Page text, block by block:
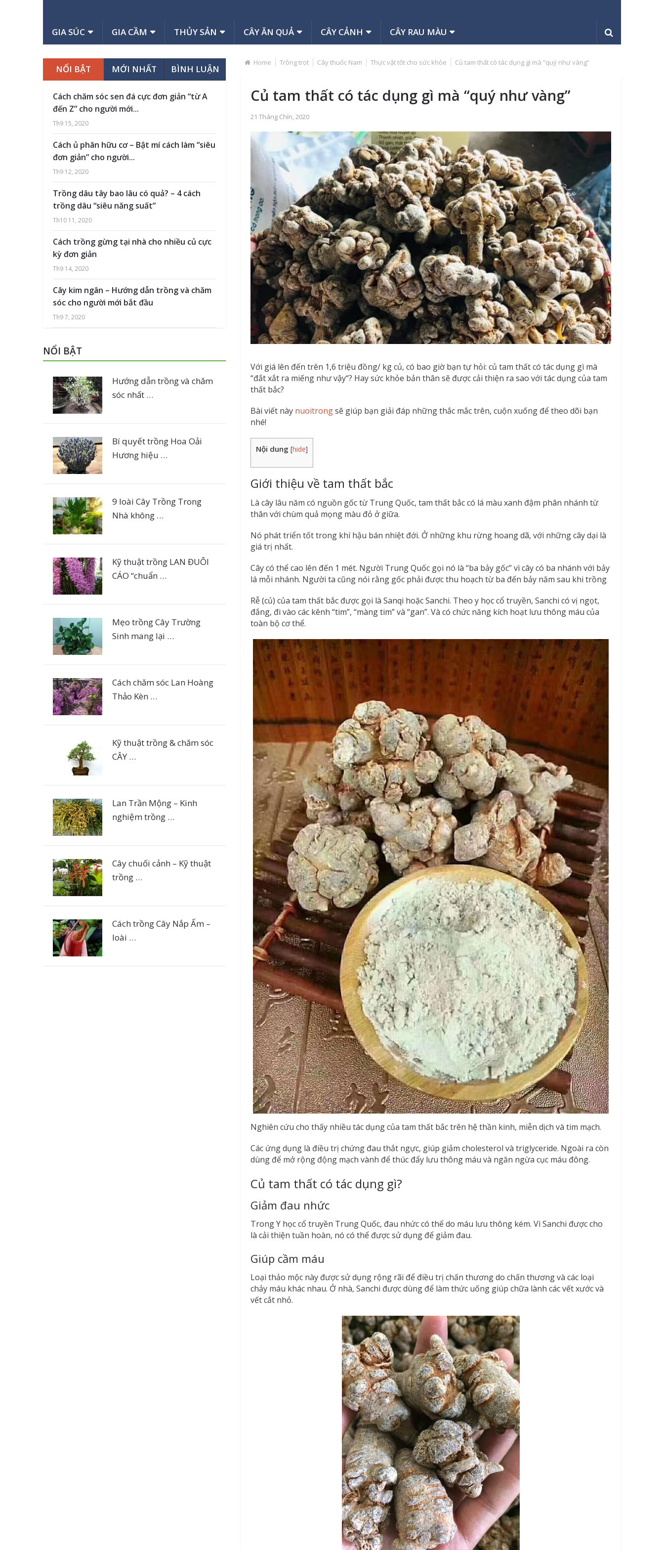
GIA SÚC GIA CẦM THỦY SẢN CÂY ĂN QUẢ CÂY CẢNH CÂY RAU MÀU
Home Trồng trọt Cây thuốc Nam Thực vật tốt cho sức khỏe Củ tam thất có tác dụng gì mà “quý như vàng”
Củ tam thất có tác dụng gì mà “quý như vàng”
21 Tháng Chín, 2020
Với giá lên đến trên 1,6 triệu đồng/ kg củ, có bao giờ bạn tự hỏi: củ tam thất có tác dụng gì mà
“đắt xắt ra miếng như vậy“? Hay sức khỏe bản thân sẽ được cải thiện ra sao với tác dụng của tam
thất bắc?
Bài viết này nuoitrongsẽ giúp bạn giải đáp những thắc mắc trên, cuộn xuống để theo dõi bạn
nhé!
Nội dung [hide]
Giới thiệu về tam thất bắc
Là cây lâu năm có nguồn gốc từ Trung Quốc, tam thất bắc có lá màu xanh đậm phân nhánh từ
thân với chùm quả mọng màu đỏ ở giữa.
Nó phát triển tốt trong khí hậu bán nhiệt đới. Ở những khu rừng hoang dã, với những cây dại là
giá trị nhất.
Cây có thể cao lên đến 1 mét. Người Trung Quốc gọi nó là “ba bảy gốc” vì cây có ba nhánh với bảy
lá mỗi nhánh. Người ta cũng nói rằng gốc phải được thu hoạch từ ba đến bảy năm sau khi trồng
Rễ (củ) của tam thất bắc được gọi là Sanqi hoặc Sanchi. Theo y học cổ truyền, Sanchi có vị ngọt,
đắng, đi vào các kênh “tim”, “màng tim” và “gan”. Và có chức năng kích hoạt lưu thông máu của
toàn bộ cơ thể.
Nghiên cứu cho thấy nhiều tác dụng của tam thất bắc trên hệ thần kinh, miễn dịch và tim mạch.
Các ứng dụng là điều trị chứng đau thắt ngực, giúp giảm cholesterol và triglyceride. Ngoài ra còn
dùng để mở rộng động mạch vành để thúc đẩy lưu thông máu và ngăn ngừa cục máu đông.
Củ tam thất có tác dụng gì?
Giảm đau nhức
Trong Y học cổ truyền Trung Quốc, đau nhức có thể do máu lưu thông kém. Vì Sanchi được cho
là cải thiện tuần hoàn, nó có thể được sử dụng để giảm đau.
Giúp cầm máu
Loại thảo mộc này được sử dụng rộng rãi để điều trị chấn thương do chấn thương và các loại
chảy máu khác nhau. Ở nhà, Sanchi được dùng để làm thức uống giúp chữa lành các vết xước và
vết cắt nhỏ.
NỔI BẬT MỚI NHẤT BÌNH LUẬN
Cách chăm sóc sen đá cực đơn giản “từ A
đến Z” cho người mới...
Th9 15, 2020
Cách ủ phân hữu cơ – Bật mí cách làm “siêu
đơn giản” cho người...
Th9 12, 2020
Trồng dâu tây bao lâu có quả? – 4 cách
trồng dâu “siêu năng suất”
Th10 11, 2020
Cách trồng gừng tại nhà cho nhiều củ cực
kỳ đơn giản
Th9 14, 2020
Cây kim ngân – Hướng dẫn trồng và chăm
sóc cho người mới bắt đầu
Th9 7, 2020
NỔI BẬT
Hướng dẫn trồng và chăm
sóc nhất …
Bí quyết trồng Hoa Oải
Hương hiệu …
9 loài Cây Trồng Trong
Nhà không …
Kỹ thuật trồng LAN ĐUÔI
CÁO “chuẩn …
Mẹo trồng Cây Trường
Sinh mang lại …
Cách chăm sóc Lan Hoàng
Thảo Kèn …
Kỹ thuật trồng & chăm sóc
CÂY …
Lan Trần Mộng – Kinh
nghiệm trồng …
Cây chuối cảnh – Kỹ thuật
trồng …
Cách trồng Cây Nắp Ấm –
loài …